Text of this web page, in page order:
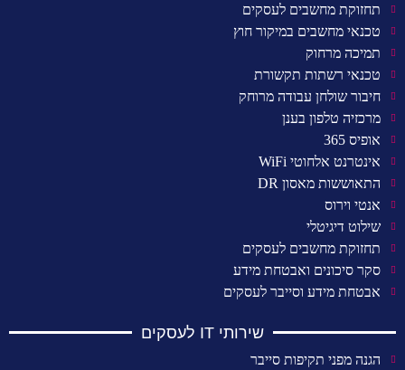
תחזוקת מחשבים לעסקים
טכנאי מחשבים במיקור חוץ
תמיכה מרחוק
טכנאי רשתות תקשורת
חיבור שולחן עבודה מרוחק
מרכזיה טלפון בענן
אופיס 365
אינטרנט אלחוטי WiFi
התאוששות מאסון DR
אנטי וירוס
שילוט דיגיטלי
תחזוקת מחשבים לעסקים
סקר סיכונים ואבטחת מידע
אבטחת מידע וסייבר לעסקים
שירותי IT לעסקים
הגנה מפני תקיפות סייבר